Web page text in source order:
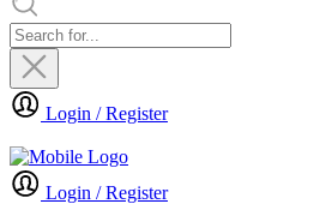
Login / Register
Login / Register